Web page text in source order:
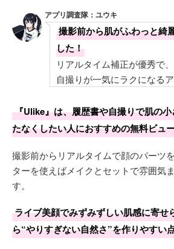
アプリ調査隊：ユウキ
撮影前から肌がふわっと綺
した！
リアルタイム補正が優秀で
自撮りが一気にラクになる
『Ulike』は、履歴書や自撮りで肌の
たなくしたい人におすすめの無料ビュ
撮影前からリアルタイムで顔のパーツ
ターを使えばメイクとセットで雰囲気
す。
ライブ美顔でみずみずしい肌感に寄せ
ら“やりすぎない自然さ”を作りやすい